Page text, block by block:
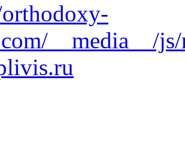
__media__/